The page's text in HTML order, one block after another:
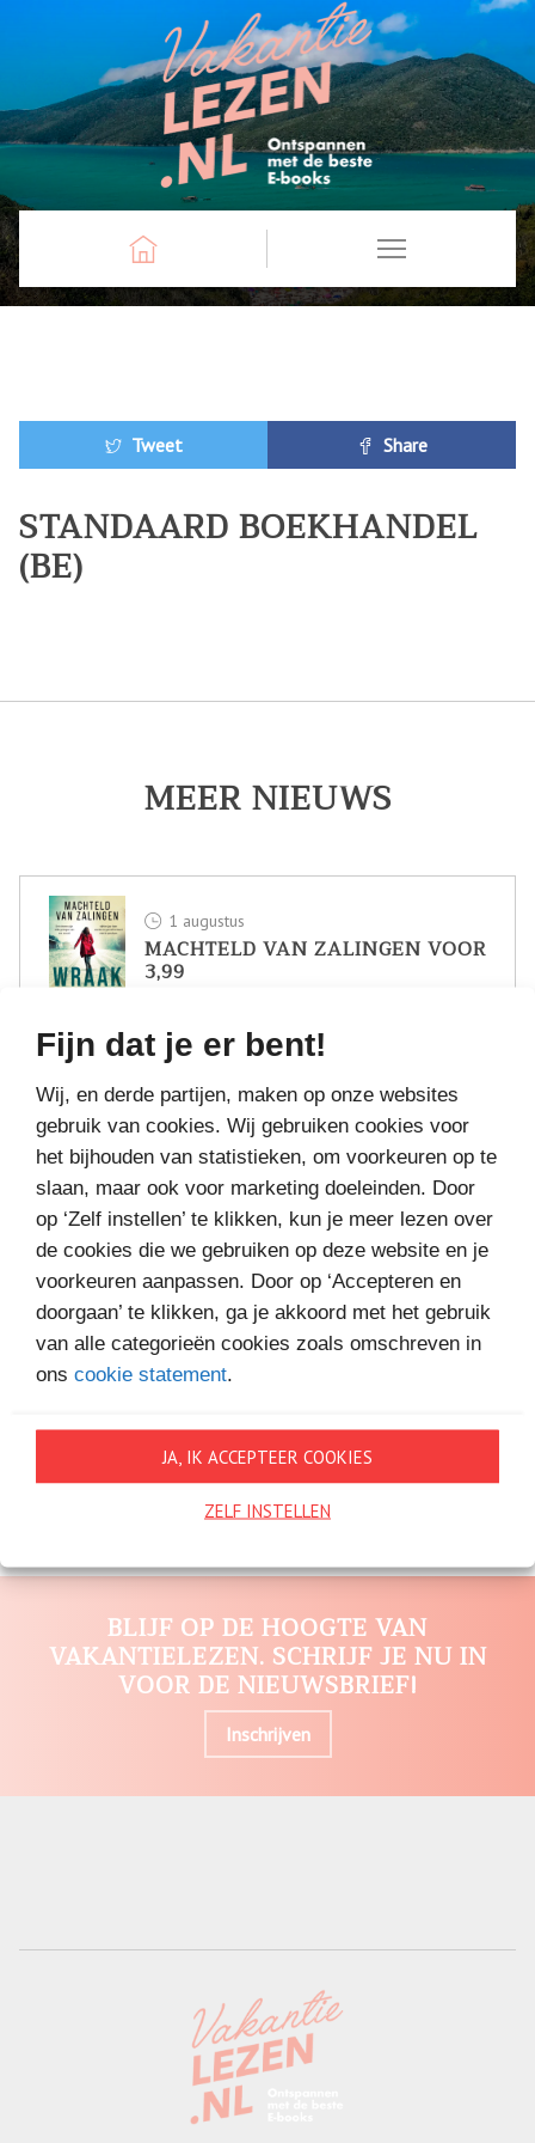
Fijn dat je er bent!
Wij, en derde partijen, maken op onze websites
gebruik van cookies. Wij gebruiken cookies voor
het bijhouden van statistieken, om voorkeuren op te
slaan, maar ook voor marketing doeleinden. Door
op ‘Zelf instellen’ te klikken, kun je meer lezen over
de cookies die we gebruiken op deze website en je
voorkeuren aanpassen. Door op ‘Accepteren en
doorgaan’ te klikken, ga je akkoord met het gebruik
van alle categorieën cookies zoals omschreven in
ons cookie statement.
JA, IK ACCEPTEER COOKIES
ZELF INSTELLEN
Tweet Share
STANDAARD BOEKHANDEL
(BE)
MEER NIEUWS
1 augustus
MACHTELD VAN ZALINGEN VOOR
3,99
1 augustus
GREGG HURWITZ VOOR € 4,99
Alle nieuwsberichten
BLIJF OP DE HOOGTE VAN
VAKANTIELEZEN. SCHRIJF JE NU IN
VOOR DE NIEUWSBRIEF!
Inschrijven